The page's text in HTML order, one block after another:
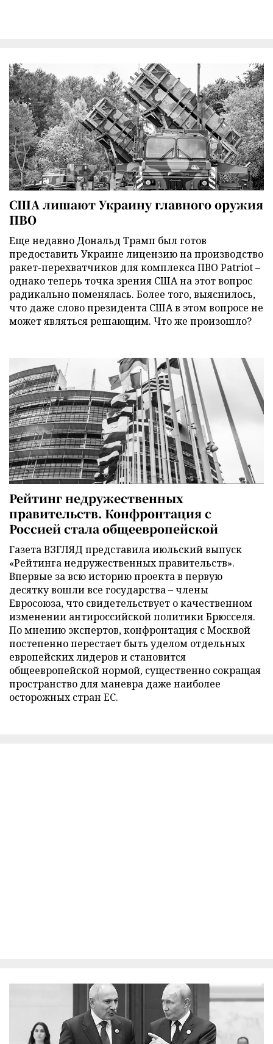
США лишают Украину главного оружия
ПВО
Еще недавно Дональд Трамп был готов
предоставить Украине лицензию на производство
ракет-перехватчиков для комплекса ПВО Patriot –
однако теперь точка зрения США на этот вопрос
радикально поменялась. Более того, выяснилось,
что даже слово президента США в этом вопросе не
может являться решающим. Что же произошло?
Рейтинг недружественных
правительств. Конфронтация с
Россией стала общеевропейской
Газета ВЗГЛЯД представила июльский выпуск
«Рейтинга недружественных правительств».
Впервые за всю историю проекта в первую
десятку вошли все государства – члены
Евросоюза, что свидетельствует о качественном
изменении антироссийской политики Брюсселя.
По мнению экспертов, конфронтация с Москвой
постепенно перестает быть уделом отдельных
европейских лидеров и становится
общеевропейской нормой, существенно сокращая
пространство для маневра даже наиболее
осторожных стран ЕС.